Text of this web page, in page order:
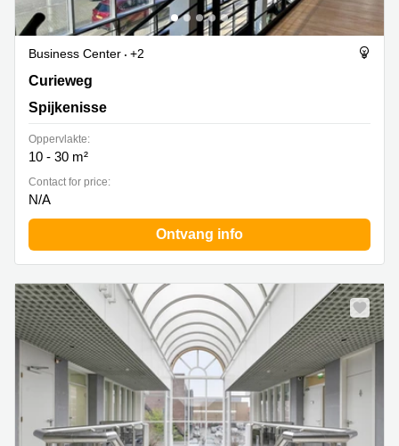
Business Center
+2
Curieweg 9, Spijkenisse
Curieweg
Spijkenisse
Oppervlakte:
10 - 30 m²
Contact for price:
N/A
Ontvang info